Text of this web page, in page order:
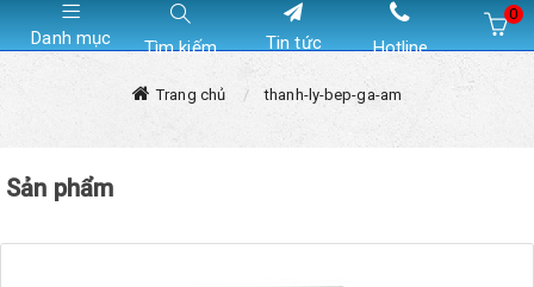
Danh mục Tìm kiếm Tin tức Hotline
0
Trang chủ thanh-ly-bep-ga-am
Sản phẩm